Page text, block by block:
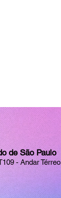
de São Paulo
- Andar Térreo